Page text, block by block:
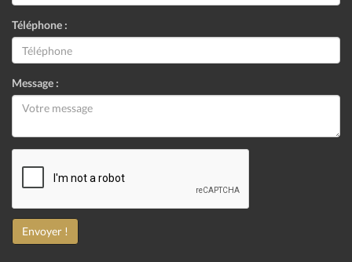
Téléphone :
Message :